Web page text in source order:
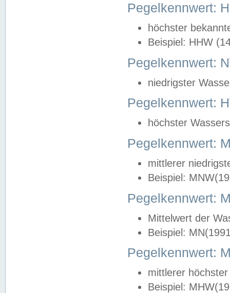
Pegelkennwert:
höchster
Beispiel: HHW
Pegelkennwert:
niedrigster
Pegelkennwert:
höchster
Pegelkennwert:
mittlerer
Beispiel:
Pegelkennwert:
Mittelwert der
Beispiel:
Pegelkennwert:
mittlerer
Beispiel: